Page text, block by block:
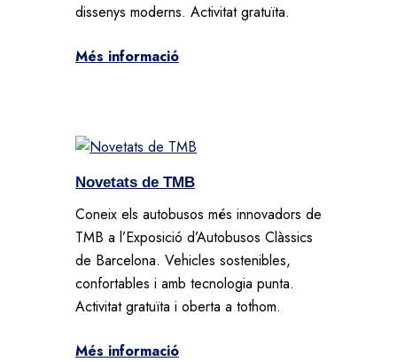
dissenys moderns. Activitat gratuïta.
Més informació
Novetats de TMB
Coneix els autobusos més innovadors de
TMB a l’Exposició d’Autobusos Clàssics
de Barcelona. Vehicles sostenibles,
confortables i amb tecnologia punta.
Activitat gratuïta i oberta a tothom.
Més informació